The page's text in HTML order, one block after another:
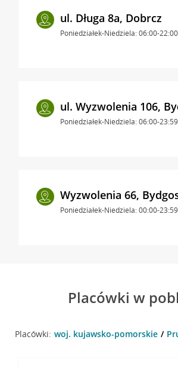
ul. Długa 8a, Dobrcz
Poniedziałek-Niedziela: 06:00-22:00
ul. Wyzwolenia 106,
Poniedziałek-Niedziela: 06:00-23:59
Wyzwolenia 66,
Poniedziałek-Niedziela: 00:00-23:59
Placówki w
Placówki: woj. kujawsko-pomorskie